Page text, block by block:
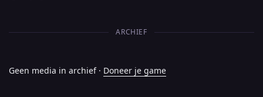
ARCHIEF
Geen media in archief · Doneer je game